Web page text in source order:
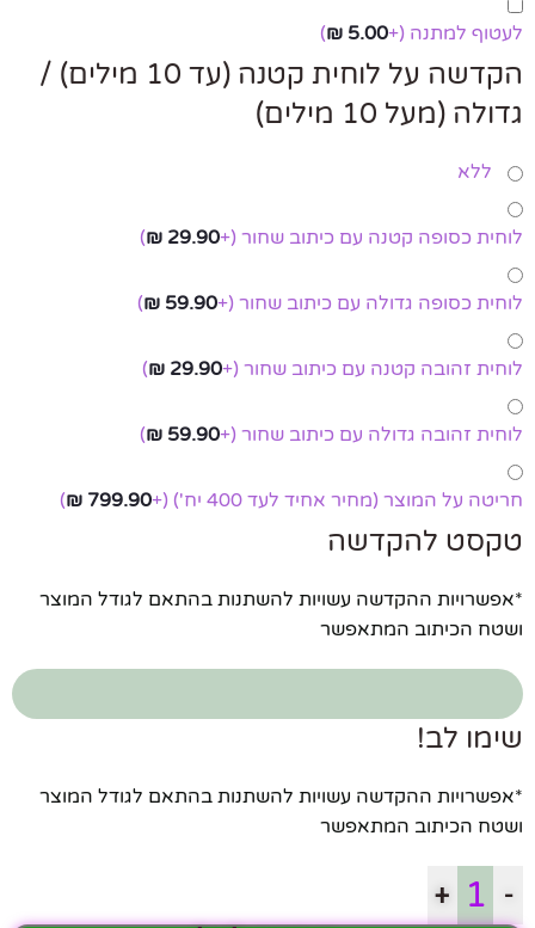
לעטוף למתנה (+
5.00
₪
)
הקדשה על לוחית קטנה (עד 10 מילים) /
גדולה (מעל 10 מילים)
ללא
לוחית כסופה קטנה עם כיתוב שחור (+
29.90
₪
)
לוחית כסופה גדולה עם כיתוב שחור (+
59.90
₪
)
לוחית זהובה קטנה עם כיתוב שחור (+
29.90
₪
)
לוחית זהובה גדולה עם כיתוב שחור (+
59.90
₪
)
חריטה על המוצר (מחיר אחיד לעד 400 יח') (+
799.90
₪
)
טקסט להקדשה
*אפשרויות ההקדשה עשויות להשתנות בהתאם לגודל המוצר
ושטח הכיתוב המתאפשר
שימו לב!
*אפשרויות ההקדשה עשויות להשתנות בהתאם לגודל המוצר
ושטח הכיתוב המתאפשר
-
+